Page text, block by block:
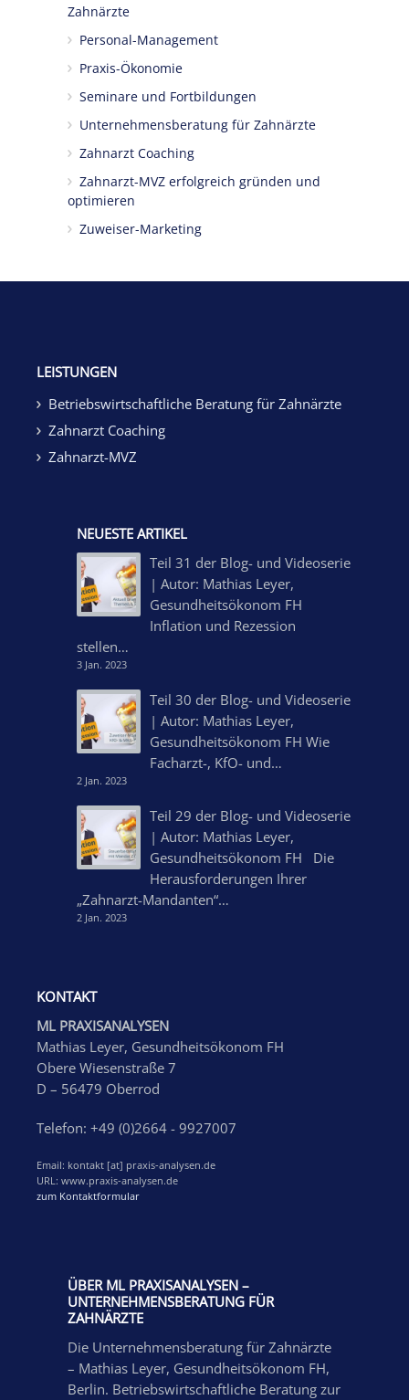
Zahnärzte
Personal-Management
Praxis-Ökonomie
Seminare und Fortbildungen
Unternehmensberatung für Zahnärzte
Zahnarzt Coaching
Zahnarzt-MVZ erfolgreich gründen und
optimieren
Zuweiser-Marketing
LEISTUNGEN
Betriebswirtschaftliche Beratung für Zahnärzte
Zahnarzt Coaching
Zahnarzt-MVZ
NEUESTE ARTIKEL
Teil 31 der Blog- und Videoserie
| Autor: Mathias Leyer,
Gesundheitsökonom FH
Inflation und Rezession
stellen…
3 Jan. 2023
Teil 30 der Blog- und Videoserie
| Autor: Mathias Leyer,
Gesundheitsökonom FH Wie
Facharzt-, KfO- und…
2 Jan. 2023
Teil 29 der Blog- und Videoserie
| Autor: Mathias Leyer,
Gesundheitsökonom FH Die
Herausforderungen Ihrer
„Zahnarzt-Mandanten“…
2 Jan. 2023
KONTAKT
ML PRAXISANALYSEN
Mathias Leyer, Gesundheitsökonom FH
Obere Wiesenstraße 7
D – 56479 Oberrod
Telefon: +49 (0)2664 - 9927007
Email: kontakt [at] praxis-analysen.de
URL: www.praxis-analysen.de
zum Kontaktformular
ÜBER ML PRAXISANALYSEN –
UNTERNEHMENSBERATUNG FÜR
ZAHNÄRZTE
Die Unternehmensberatung für Zahnärzte
– Mathias Leyer, Gesundheitsökonom FH,
Berlin. Betriebswirtschaftliche Beratung zur